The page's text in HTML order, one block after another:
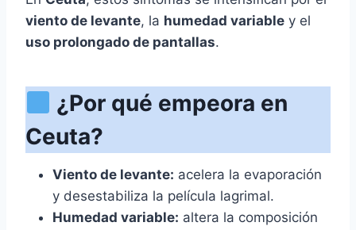
viento de levante, la humedad variable y el
uso prolongado de pantallas.
¿Por qué empeora en
Ceuta?
Viento de levante: acelera la evaporación
y desestabiliza la película lagrimal.
Humedad variable: altera la composición